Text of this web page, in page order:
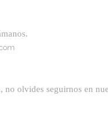
no olvides seguirnos en